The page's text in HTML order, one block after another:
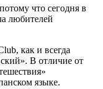
что сегодня в
любителей
как и всегда
В отличие от
языке.